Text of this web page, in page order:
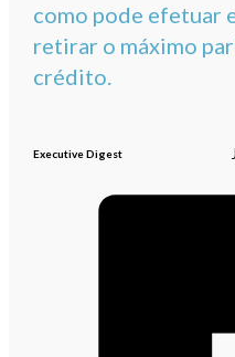
como pode efetuar
retirar o máximo
crédito.
Executive Digest